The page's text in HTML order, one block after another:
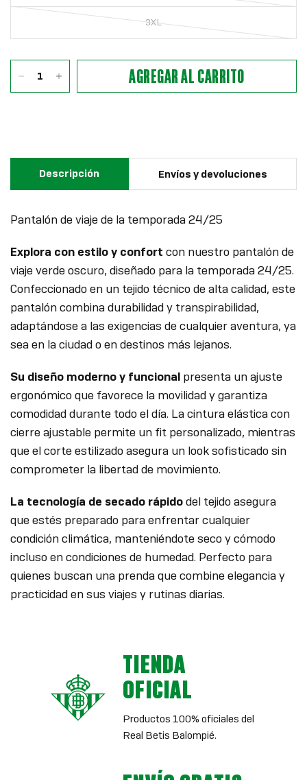
3XL
AGREGAR AL CARRITO
Descripción Envíos y devoluciones
Pantalón de viaje de la temporada 24/25
Explora con estilo y confort con nuestro pantalón de
viaje verde oscuro, diseñado para la temporada 24/25.
Confeccionado en un tejido técnico de alta calidad, este
pantalón combina durabilidad y transpirabilidad,
adaptándose a las exigencias de cualquier aventura, ya
sea en la ciudad o en destinos más lejanos.
Su diseño moderno y funcional presenta un ajuste
ergonómico que favorece la movilidad y garantiza
comodidad durante todo el día. La cintura elástica con
cierre ajustable permite un fit personalizado, mientras
que el corte estilizado asegura un look sofisticado sin
comprometer la libertad de movimiento.
La tecnología de secado rápidodel tejido asegura
que estés preparado para enfrentar cualquier
condición climática, manteniéndote seco y cómodo
incluso en condiciones de humedad. Perfecto para
quienes buscan una prenda que combine elegancia y
practicidad en sus viajes y rutinas diarias.
TIENDA
OFICIAL
Productos 100% oficiales del
Real Betis Balompié.